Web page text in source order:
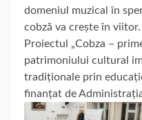
domeniul muzical în
cobză va crește în viitor.
Proiectul „Cobza –
patrimoniului cultural
tradiționale prin
finanțat de